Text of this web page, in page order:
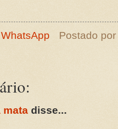
Postado
mata disse...